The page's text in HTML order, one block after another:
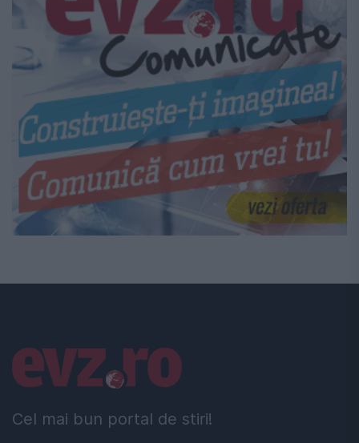
Cel mai bun portal de stiri!
Linkuri utile